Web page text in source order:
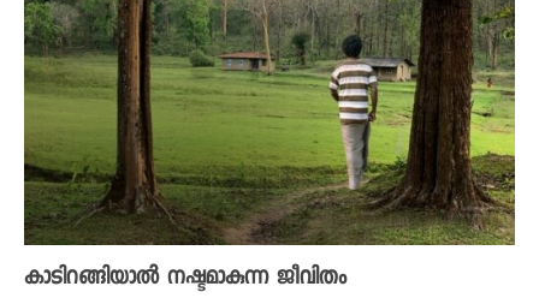
കാടിറങ്ങിയാൽ നഷ്ടമാകുന്ന ജീവിതം